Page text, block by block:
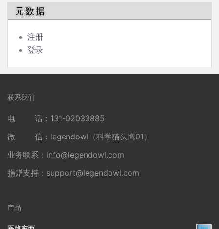
元数据
注册
登录
联系我们
电 话：131-02033885
微 信：legendowl（科学猫头鹰01）
业务联系： info@legendowl.com
捐赠支持： support@legendowl.com
产品